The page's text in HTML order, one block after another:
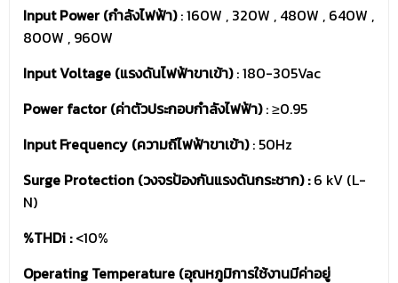
Input Power (กำลังไฟฟ้า): 160W , 320W , 480W , 640W ,
800W , 960W
Input Voltage (แรงดันไฟฟ้าขาเข้า): 180-305Vac
Power factor (ค่าตัวประกอบกำลังไฟฟ้า): ≥0.95
Input Frequency (ความถีไฟฟ้าขาเข้า): 50Hz
Surge Protection (วงจรป้องกันแรงดันกระชาก) :6 kV (L-
N)
%THDi :<10%
Operating Temperature (อุณหภูมิการใช้งานมีค่าอยู่